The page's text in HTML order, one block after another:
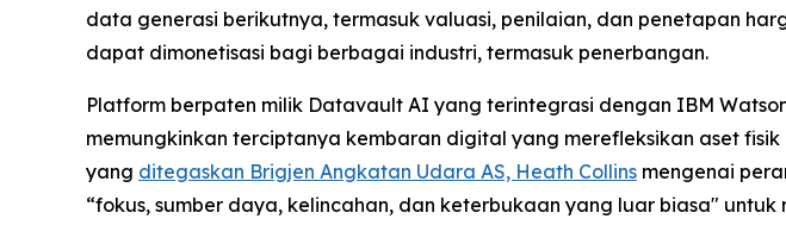
data generasi berikutnya, termasuk valuasi, penilaian, dan penetapan
dapat dimonetisasi bagi berbagai industri, termasuk penerbangan.
Platform berpaten milik Datavault AI yang terintegrasi dengan IBM
memungkinkan terciptanya kembaran digital yang merefleksikan aset
yang ditegaskan Brigjen Angkatan Udara AS, Heath Collins mengenai
“fokus, sumber daya, kelincahan, dan keterbukaan yang luar biasa"